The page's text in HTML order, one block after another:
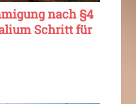
nach §4
Schritt für